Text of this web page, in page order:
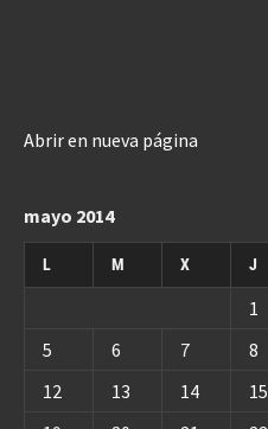
Abrir en nueva página
mayo 2014
L M X J
1
5
6 7 8
12
13 14 15